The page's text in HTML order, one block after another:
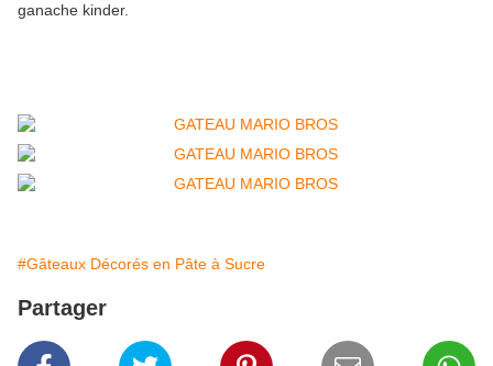
ganache kinder.
#Gâteaux Décorés en Pâte à Sucre
Partager